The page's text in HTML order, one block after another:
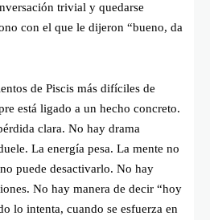
trivial y quedarse
con el que le dijeron “bueno, da
de Piscis más difíciles de
está ligado a un hecho concreto.
clara. No hay drama
La energía pesa. La mente no
puede desactivarlo. No hay
No hay manera de decir “hoy
lo intenta, cuando se esfuerza en